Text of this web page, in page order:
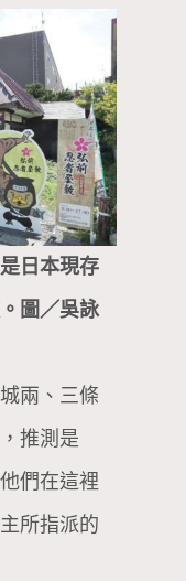
日本現存
圖／吳詠
兩、三條
推測是
們在這裡
所指派的